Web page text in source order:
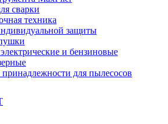
сварки
техника
защиты
и бензиновые
для пылесосов